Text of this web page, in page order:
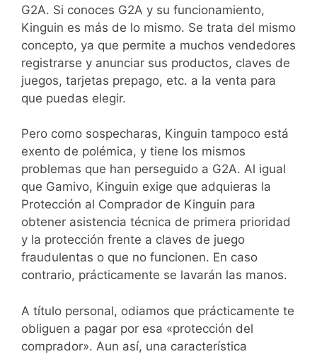
G2A. Si conoces G2A y su funcionamiento,
Kinguin es más de lo mismo. Se trata del mismo
concepto, ya que permite a muchos vendedores
registrarse y anunciar sus productos, claves de
juegos, tarjetas prepago, etc. a la venta para
que puedas elegir.
Pero como sospecharas, Kinguin tampoco está
exento de polémica, y tiene los mismos
problemas que han perseguido a G2A. Al igual
que Gamivo, Kinguin exige que adquieras la
Protección al Comprador de Kinguin para
obtener asistencia técnica de primera prioridad
y la protección frente a claves de juego
fraudulentas o que no funcionen. En caso
contrario, prácticamente se lavarán las manos.
A título personal, odiamos que prácticamente te
obliguen a pagar por esa «protección del
comprador». Aun así, una característica